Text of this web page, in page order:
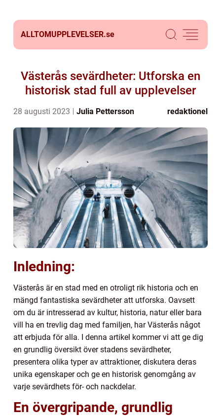
ALLTOMUPPLEVELSER.se
Västerås sevärdheter: Utforska en
historisk stad full av upplevelser
28 augusti 2023 Julia Pettersson redaktionel
Inledning:
Västerås är en stad med en otroligt rik historia och en
mängd fantastiska sevärdheter att utforska. Oavsett
om du är intresserad av kultur, historia, natur eller bara
vill ha en trevlig dag med familjen, har Västerås något
att erbjuda för alla. I denna artikel kommer vi att ge dig
en grundlig översikt över stadens sevärdheter,
presentera olika typer av attraktioner, diskutera deras
unika egenskaper och ge en historisk genomgång av
varje sevärdhets för- och nackdelar.
En övergripande, grundlig